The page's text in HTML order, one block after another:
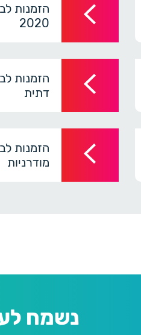
הזמנות
2020
הזמנות
דתית
הזמנות
מודרניות
נשמח